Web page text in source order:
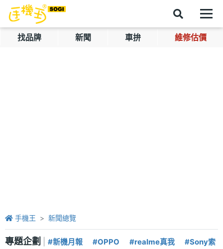
找品牌 新聞 車拚 維修估價
手機王 新聞總覽
專題企劃 #新機月報 #OPPO #realme真我
#Sony索